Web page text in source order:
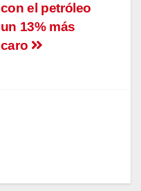
con el petróleo
un 13% más
caro